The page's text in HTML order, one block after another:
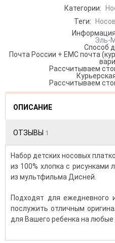
Категории:
Теги:
Эль-
Способ
Почта России + ЕМС почта
Рассчитываем
Рассчитываем
ОПИСАНИЕ
ОТЗЫВЫ 1
Набор детских носовых
из 100% хлопка с
из мультфильма Дисней.
Подходят для ежедневного
послужить отличным
для Вашего ребенка на любые